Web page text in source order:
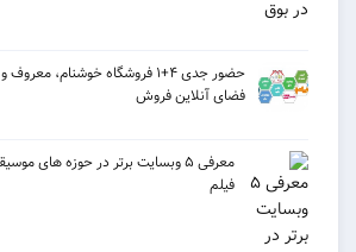
حضور جدی ۴+۱ فروشگاه خوشنام، معروف و قدرتمند در
فضای آنلاین فروش
معرفی ۵ وبسایت برتر در حوزه های موسیقی ، خبری و
فیلم